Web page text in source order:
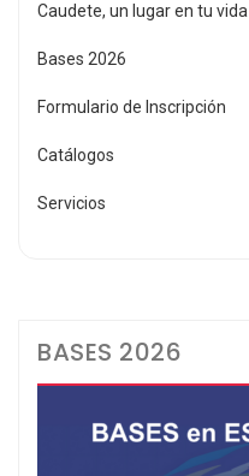
Caudete, un lugar en tu vida
Bases 2026
Formulario de Inscripción
Catálogos
Servicios
BASES 2026